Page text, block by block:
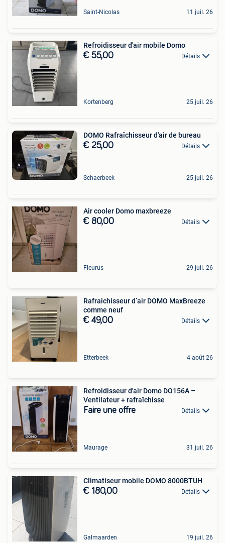
Saint-Nicolas 11 juil. 26
Refroidisseur d'air mobile Domo
€ 55,00 Détails
Kortenberg 25 juil. 26
DOMO Rafraîchisseur d'air de bureau
€ 25,00 Détails
Schaerbeek 25 juil. 26
Air cooler Domo maxbreeze
€ 80,00 Détails
Fleurus 29 juil. 26
Rafraichisseur d’air DOMO MaxBreeze
comme neuf
€ 49,00 Détails
Etterbeek 4 août 26
Refroidisseur d'air Domo DO156A –
Ventilateur + rafraîchisse
Faire une offre Détails
Maurage 31 juil. 26
Climatiseur mobile DOMO 8000BTUH
€ 180,00 Détails
Galmaarden 19 juil. 26